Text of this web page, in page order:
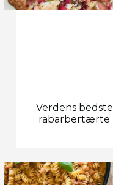
Verdens bedste
rabarbertærte